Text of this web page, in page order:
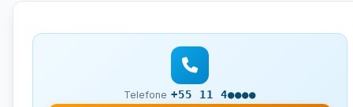
Telefone +55 11 4●●●●